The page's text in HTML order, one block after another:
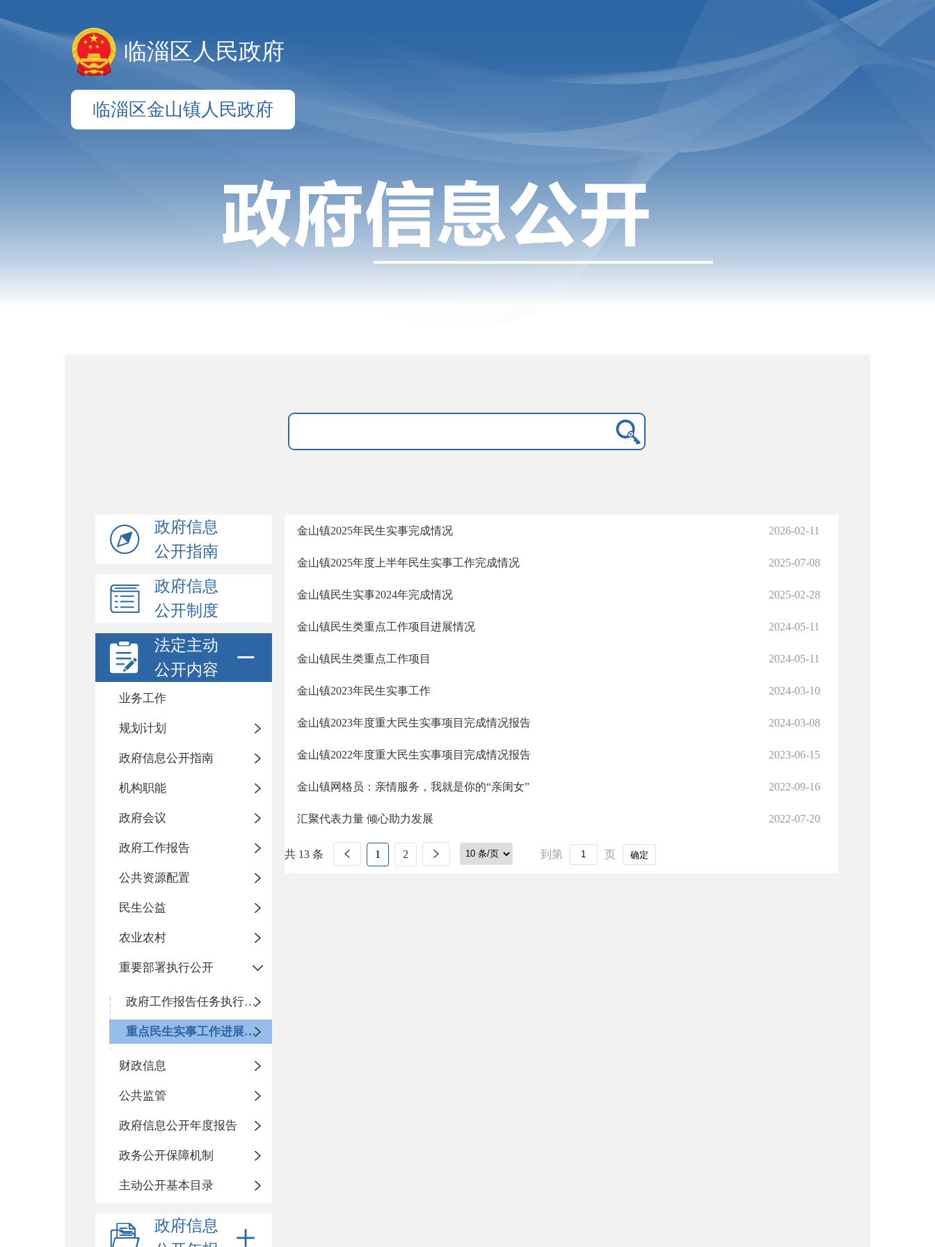
临淄区人民政府
临淄区金山镇人民政府
政府信息
公开指南
政府信息
公开制度
法定主动
公开内容
业务工作
规划计划
政府信息公开指南
机构职能
政府会议
政府工作报告
公共资源配置
民生公益
农业农村
重要部署执行公开
政府工作报告任务执行情况
重点民生实事工作进展情况
财政信息
公共监管
政府信息公开年度报告
政务公开保障机制
主动公开基本目录
政府信息
金山镇2025年民生实事完成情况 2026-02-11
金山镇2025年度上半年民生实事工作完成情况 2025-07-08
金山镇民生实事2024年完成情况 2025-02-28
金山镇民生类重点工作项目进展情况 2024-05-11
金山镇民生类重点工作项目 2024-05-11
金山镇2023年民生实事工作 2024-03-10
金山镇2023年度重大民生实事项目完成情况报告 2024-03-08
金山镇2022年度重大民生实事项目完成情况报告 2023-06-15
金山镇网格员：亲情服务，我就是你的“亲闺女” 2022-09-16
汇聚代表力量 倾心助力发展 2022-07-20
共 13 条 1 2 到第 页 确定